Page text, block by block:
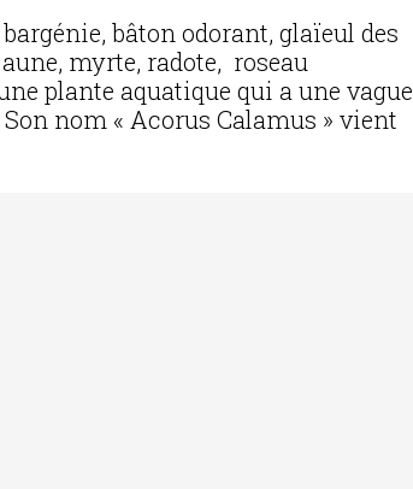
bâton odorant, glaïeul des
myrte, radote, roseau
plante aquatique qui a une vague
nom « Acorus Calamus » vient